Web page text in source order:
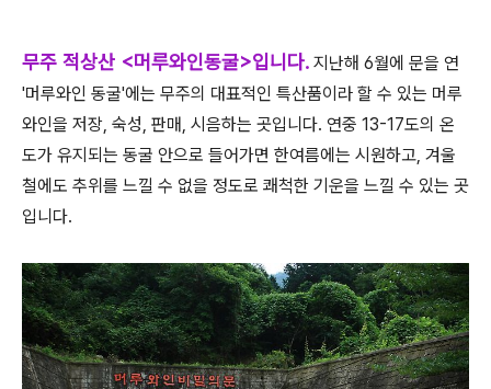
무주 적상산 <머루와인동굴>입니다. 지난해 6월에 문을 연
'머루와인 동굴'에는 무주의 대표적인 특산품이라 할 수 있는 머루
와인을 저장, 숙성, 판매, 시음하는 곳입니다. 연중 13-17도의 온
도가 유지되는 동굴 안으로 들어가면 한여름에는 시원하고, 겨울
철에도 추위를 느낄 수 없을 정도로 쾌척한 기운을 느낄 수 있는 곳
입니다.